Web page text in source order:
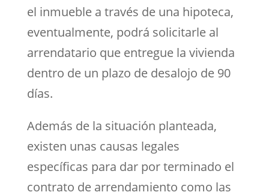
el inmueble a través de una hipoteca,
eventualmente, podrá solicitarle al
arrendatario que entregue la vivienda
dentro de un plazo de desalojo de 90
días.
Además de la situación planteada,
existen unas causas legales
específicas para dar por terminado el
contrato de arrendamiento como las